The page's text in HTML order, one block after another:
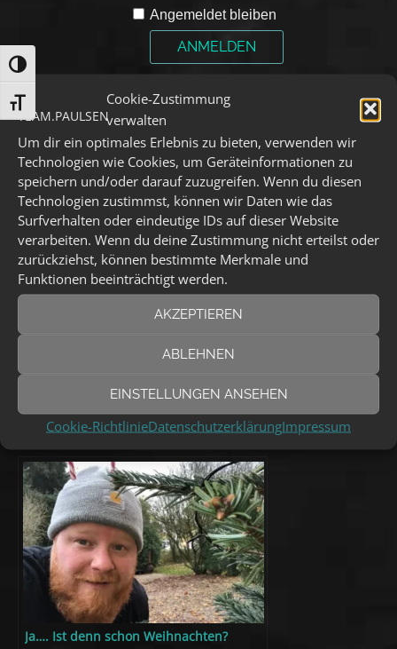
Cookie-Zustimmung
verwalten
Um dir ein optimales Erlebnis zu bieten, verwenden wir
Technologien wie Cookies, um Geräteinformationen zu
speichern und/oder darauf zuzugreifen. Wenn du diesen
Technologien zustimmst, können wir Daten wie das
Surfverhalten oder eindeutige IDs auf dieser Website
verarbeiten. Wenn du deine Zustimmung nicht erteilst oder
zurückziehst, können bestimmte Merkmale und
Funktionen beeinträchtigt werden.
AKZEPTIEREN
ABLEHNEN
EINSTELLUNGEN ANSEHEN
Cookie-RichtlinieDatenschutzerklärungImpressum
UMSCHALTEN AUF HOHE KONTRASTE
SCHRIFT VERGRÖSSERN
t
e
r
n
t
v
e
:
Angemeldet bleiben
Passwort vergessen?
zurückzusetzen.
Neuer Benutzer?
Klicke hier, um dich zu
registrieren.
Das Könnte Dich Auch Interessieren:
Jetzt exklusiv die Single
Ja…. Ist denn schon Weihnachten?